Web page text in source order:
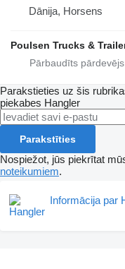
Dānija, Horsens
Poulsen Trucks &
Parakstieties uz šis
piekabes Hangler
Parakstīties
Nospiežot, jūs piekrītat
noteikumiem.
Informācija par